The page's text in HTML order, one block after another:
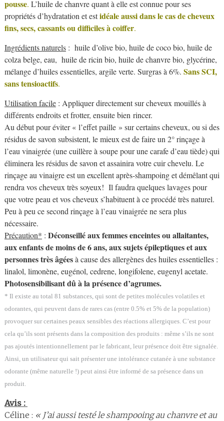
pousse. L’huile de chanvre quant à elle est connue pour ses
propriétés d’hydratation et estidéale aussi dans le cas de cheveux
fins, secs, cassants ou difficiles à coiffer.
Ingrédients naturels: huile d’olive bio, huile de coco bio, huile de
colza belge, eau, huile de ricin bio, huile de chanvre bio, glycérine,
mélange d’huiles essentielles, argile verte. Surgras à 6%. Sans SCI,
sans tensioactifs.
Utilisation facile: Appliquer directement sur cheveux mouillés à
différents endroits et frotter, ensuite bien rincer.
Au début pour éviter « l’effet paille » sur certains cheveux, ou si des
résidus de savon subsistent, le mieux est de faire un 2° rinçage à
l’eau vinaigrée (une cuillère à soupe pour une carafe d’eau tiède) qui
éliminera les résidus de savon et assainira votre cuir chevelu. Le
rinçage au vinaigre est un excellent après-shampoing et démêlant qui
rendra vos cheveux très soyeux! Il faudra quelques lavages pour
que votre peau et vos cheveux s’habituent à ce procédé très naturel.
Peu à peu ce second rinçage à l’eau vinaigrée ne sera plus
nécessaire.
Précaution* : Déconseillé aux femmes enceintes ou allaitantes,
aux enfants de moins de 6 ans, aux sujets épileptiques et aux
personnes très âgéesà cause des allergènes des huiles essentielles :
linalol, limonène, eugénol, cedrene, longifolene, eugenyl acetate.
Photosensibilisant dû à la présence d’agrumes.
* Il existe au total 81 substances, qui sont de petites molécules volatiles et
odorantes, qui peuvent dans de rares cas (entre 0.5% et 5% de la population)
provoquer sur certaines peaux sensibles des réactions allergiques. C’est pour
cela qu’ils sont présents dans la composition des produits : même s’ils ne sont
pas ajoutés intentionnellement par le fabricant, leur présence doit être signalée.
Ainsi, un utilisateur qui sait présenter une intolérance cutanée à une substance
odorante (même naturelle !) peut ainsi être informé de sa présence dans un
produit.
Avis :
Céline : « J’ai aussi testé le shampooing au chanvre et au